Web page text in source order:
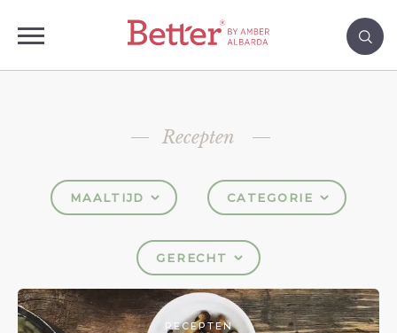
Recepten
MAALTIJD CATEGORIE
GERECHT
RECEPTEN